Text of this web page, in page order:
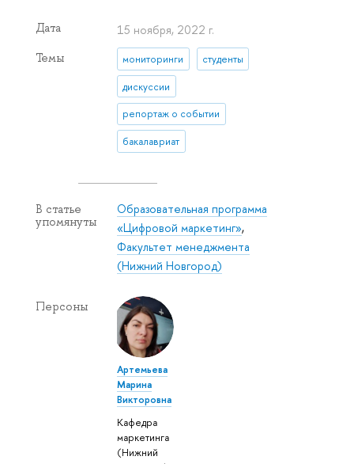
Дата 15 ноября, 2022 г.
Темы мониторинги студенты
дискуссии
репортаж о событии
бакалавриат
В статье
упомянуты
Образовательная программа
«Цифровой маркетинг»,
Факультет менеджмента
(Нижний Новгород)
Персоны
Артемьева
Марина
Викторовна
Кафедра
маркетинга
(Нижний